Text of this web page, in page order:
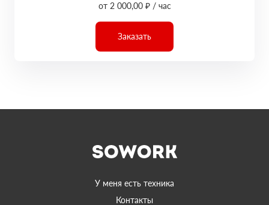
от 2 000,00 ₽ / час
Заказать
У меня есть техника
Контакты